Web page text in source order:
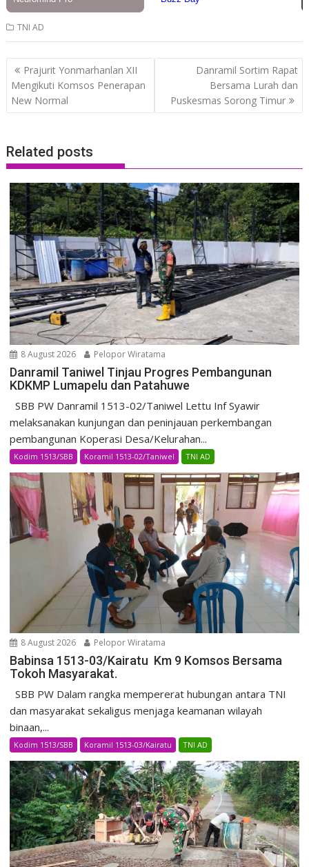
TNI AD
Post
navigation
Prajurit Yonmarhanlan XII
Mengikuti Komsos Penerapan
New Normal
Danramil Sortim Rapat
Bersama Lurah dan
Puskesmas Sorong Timur
Related posts
8 August 2026 Pelopor Wiratama
Danramil Taniwel Tinjau Progres Pembangunan
KDKMP Lumapelu dan Patahuwe
SBB PW Danramil 1513-02/Taniwel Lettu Inf Syawir
melaksanakan kunjungan dan peninjauan perkembangan
pembangunan Koperasi Desa/Kelurahan...
Kodim 1513/SBB Koramil 1513-02/Taniwel TNI AD
8 August 2026 Pelopor Wiratama
Babinsa 1513-03/Kairatu Km 9 Komsos Bersama
Tokoh Masyarakat.
SBB PW Dalam rangka mempererat hubungan antara TNI
dan masyarakat sekaligus menjaga keamanan wilayah
binaan,...
Kodim 1513/SBB Koramil 1513-03/Kairatu TNI AD